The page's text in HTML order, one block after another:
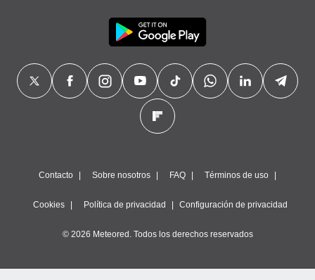
Contacto Sobre nosotros FAQ Términos de uso
Cookies Política de privacidad Configuración de privacidad
© 2026 Meteored. Todos los derechos reservados